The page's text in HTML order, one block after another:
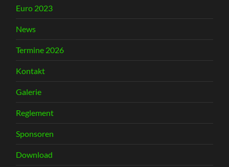
Euro 2023
News
Termine 2026
Kontakt
Galerie
Reglement
Sponsoren
Download